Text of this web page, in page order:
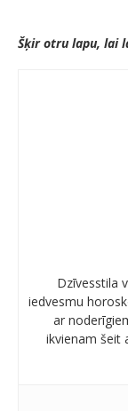
Šķir otru lapu, lai
Dzīvesstila
iedvesmu
ar
ikvienam šeit